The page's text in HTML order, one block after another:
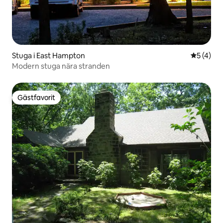
Stuga i East Hampton 5 av 5 i
5 (4)
Modern stuga nära stranden
Gästfavorit
Gästfavorit